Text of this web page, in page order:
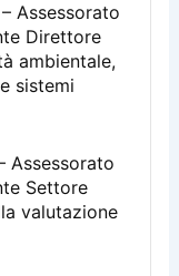
Assessorato
Direttore
ambientale,
sistemi
Assessorato
Settore
valutazione